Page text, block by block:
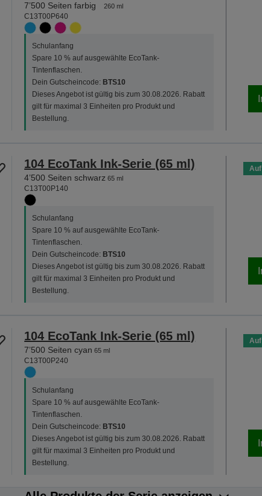
7’500 Seiten farbig
260 ml
C13T00P640
Schulanfang
Spare 10 % auf ausgewählte EcoTank-
Tintenflaschen.
Dein Gutscheincode: BTS10
Dieses Angebot ist gültig bis zum 30.08.2026. Rabatt
gilt für maximal 3 Einheiten pro Produkt und
Bestellung.
104 EcoTank Ink-Serie (65 ml)
4’500 Seiten schwarz 65 ml
C13T00P140
Schulanfang
Spare 10 % auf ausgewählte EcoTank-
Tintenflaschen.
Dein Gutscheincode: BTS10
Dieses Angebot ist gültig bis zum 30.08.2026. Rabatt
gilt für maximal 3 Einheiten pro Produkt und
Bestellung.
104 EcoTank Ink-Serie (65 ml)
7’500 Seiten cyan 65 ml
C13T00P240
Schulanfang
Spare 10 % auf ausgewählte EcoTank-
Tintenflaschen.
Dein Gutscheincode: BTS10
Dieses Angebot ist gültig bis zum 30.08.2026. Rabatt
gilt für maximal 3 Einheiten pro Produkt und
Bestellung.